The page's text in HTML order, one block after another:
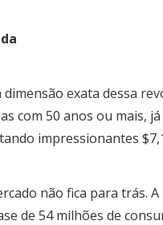
exata dessa
com 50 anos ou mais,
impressionantes
não fica para trás.
de 54 milhões de